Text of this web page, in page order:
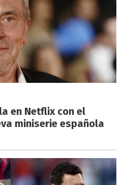
en Netflix con el
miniserie española